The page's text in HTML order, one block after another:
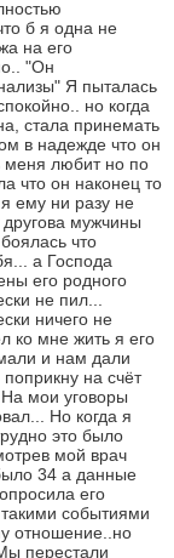
б я одна не
на его
"Он
Я пыталась
но когда
стала принемать
в надежде что он
меня любит но по
что он наконец то
ему ни разу не
мужчины
что
а Господа
его родного
не пил...
ничего не
ко мне жить я его
и нам дали
поприкну на счёт
мои уговоры
Но когда я
это было
мой врач
34 а данные
его
событиями
отношение..но
перестали